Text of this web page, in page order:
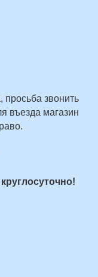
просьба звонить
въезда магазин